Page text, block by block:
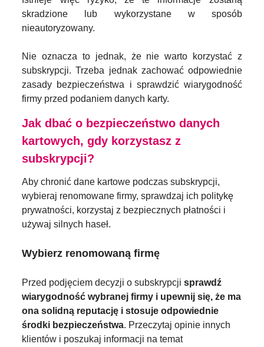
skradzione lub wykorzystane w sposób
nieautoryzowany.
Nie oznacza to jednak, że nie warto korzystać z
subskrypcji. Trzeba jednak zachować odpowiednie
zasady bezpieczeństwa i sprawdzić wiarygodność
firmy przed podaniem danych karty.
Jak dbać o bezpieczeństwo danych
kartowych, gdy korzystasz z
subskrypcji?
Aby chronić dane kartowe podczas subskrypcji,
wybieraj renomowane firmy, sprawdzaj ich politykę
prywatności, korzystaj z bezpiecznych płatności i
używaj silnych haseł.
Wybierz renomowaną firmę
Przed podjęciem decyzji o subskrypcji sprawdź
wiarygodność wybranej firmy i upewnij się, że ma
ona solidną reputację i stosuje odpowiednie
środki bezpieczeństwa. Przeczytaj opinie innych
klientów i poszukaj informacji na temat